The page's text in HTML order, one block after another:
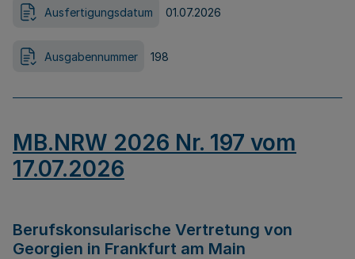
Ausfertigungsdatum 01.07.2026
Ausgabennummer 198
MB.NRW 2026 Nr. 197 vom
17.07.2026
Berufskonsularische Vertretung von
Georgien in Frankfurt am Main